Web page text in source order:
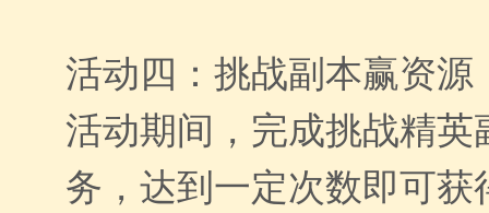
活动四：挑战副本赢资源
活动期间，完成挑战精
务，达到一定次数即可